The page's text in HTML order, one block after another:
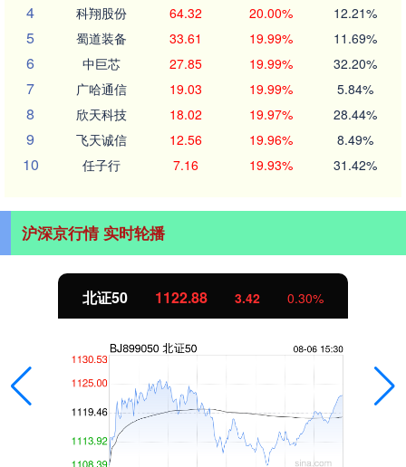
4 科翔股份 64.32 20.00% 12.21%
5 蜀道装备 33.61 19.99% 11.69%
6 中巨芯 27.85 19.99% 32.20%
7 广哈通信 19.03 19.99% 5.84%
8 欣天科技 18.02 19.97% 28.44%
9 飞天诚信 12.56 19.96% 8.49%
10 任子行 7.16 19.93% 31.42%
沪深京行情 实时轮播
北证50 1122.88 3.42 0.30%